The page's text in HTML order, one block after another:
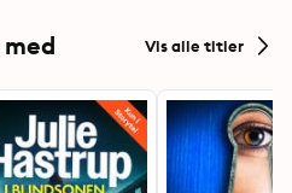
Vis alle titler